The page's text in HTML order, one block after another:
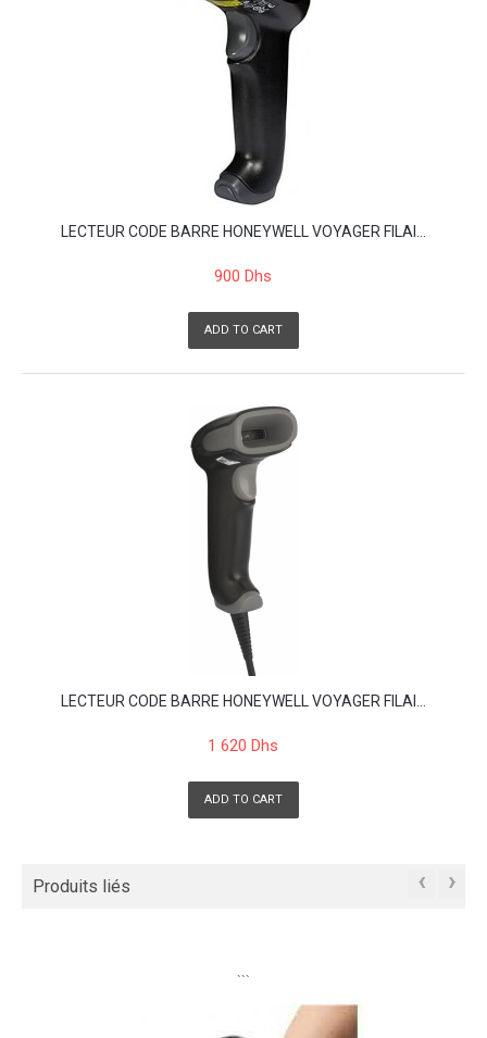
LECTEUR CODE BARRE HONEYWELL VOYAGER FILAI...
900 Dhs
ADD TO CART
LECTEUR CODE BARRE HONEYWELL VOYAGER FILAI...
1 620 Dhs
ADD TO CART
Produits liés ‹ ›
```